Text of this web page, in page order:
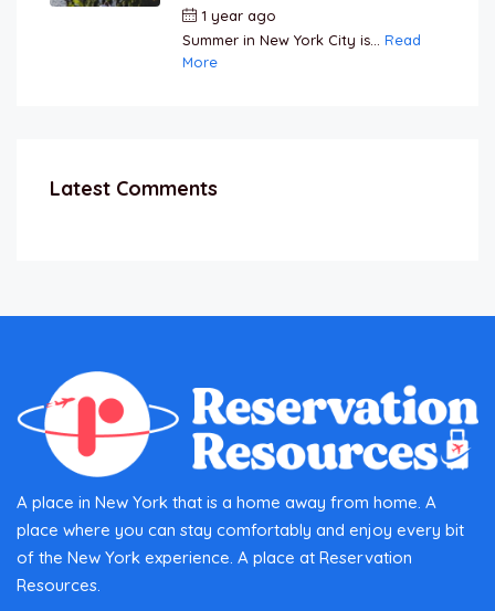
1 year ago
Summer in New York City is... Read
More
Latest Comments
A place in New York that is a home away from home. A
place where you can stay comfortably and enjoy every bit
of the New York experience. A place at Reservation
Resources.